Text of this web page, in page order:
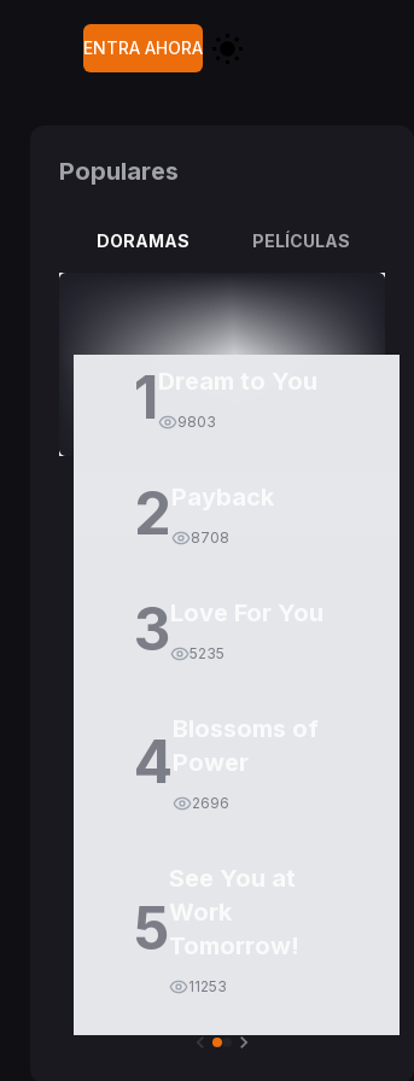
ENTRA AHORA
Populares
DORAMAS PELÍCULAS
1 9803
2 8708
3 5235
4
2696
5
11253